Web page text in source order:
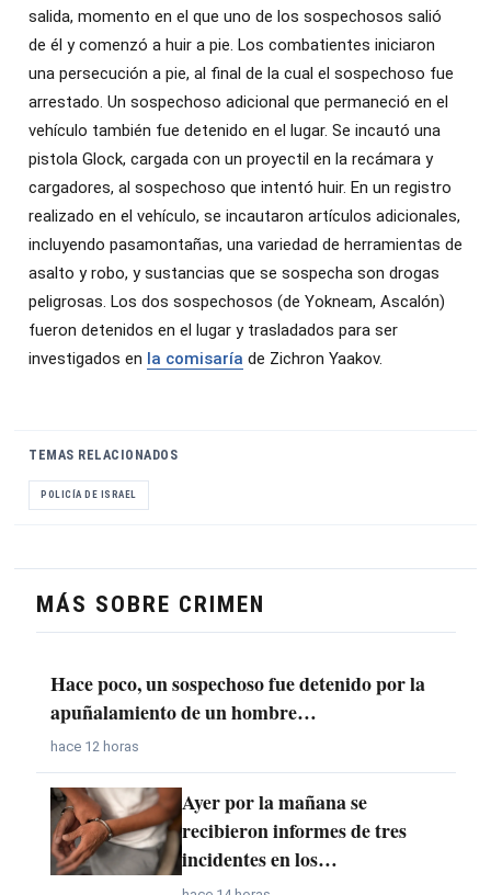
salida, momento en el que uno de los sospechosos salió
de él y comenzó a huir a pie. Los combatientes iniciaron
una persecución a pie, al final de la cual el sospechoso fue
arrestado. Un sospechoso adicional que permaneció en el
vehículo también fue detenido en el lugar. Se incautó una
pistola Glock, cargada con un proyectil en la recámara y
cargadores, al sospechoso que intentó huir. En un registro
realizado en el vehículo, se incautaron artículos adicionales,
incluyendo pasamontañas, una variedad de herramientas de
asalto y robo, y sustancias que se sospecha son drogas
peligrosas. Los dos sospechosos (de Yokneam, Ascalón)
fueron detenidos en el lugar y trasladados para ser
investigados en la comisaría de Zichron Yaakov.
TEMAS RELACIONADOS
POLICÍA DE ISRAEL
MÁS SOBRE CRIMEN
Hace poco, un sospechoso fue detenido por la
apuñalamiento de un hombre…
hace 12 horas
Ayer por la mañana se
recibieron informes de tres
incidentes en los…